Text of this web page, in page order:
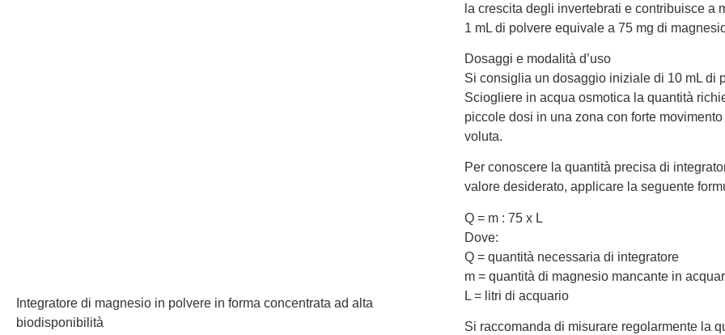
Integratore di magnesio in polvere in forma concentrata ad alta
biodisponibilità
la crescita degli invertebrati e contribuisce a
1 mL di polvere equivale a 75 mg di
Dosaggi e modalità d’uso
Si consiglia un dosaggio iniziale di 10 mL di
Sciogliere in acqua osmotica la quantità
piccole dosi in una zona con forte
voluta.
Per conoscere la quantità precisa di
valore desiderato, applicare la seguente
Q = m : 75 x L
Dove:
Q = quantità necessaria di integratore
m = quantità di magnesio mancante in
L = litri di acquario
Si raccomanda di misurare regolarmente la